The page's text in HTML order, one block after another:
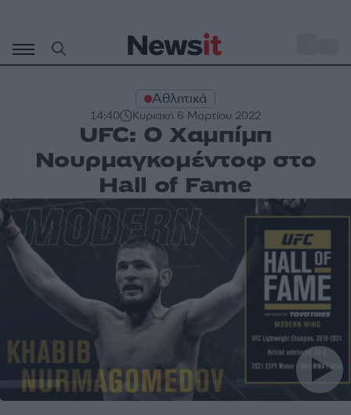
περιεχόμενο
Αθλητικά
14:40 Κυριακή 6 Μαρτίου 2022
UFC: Ο Χαμπίμπ
Νουρμαγκομέντοφ στο
Hall of Fame